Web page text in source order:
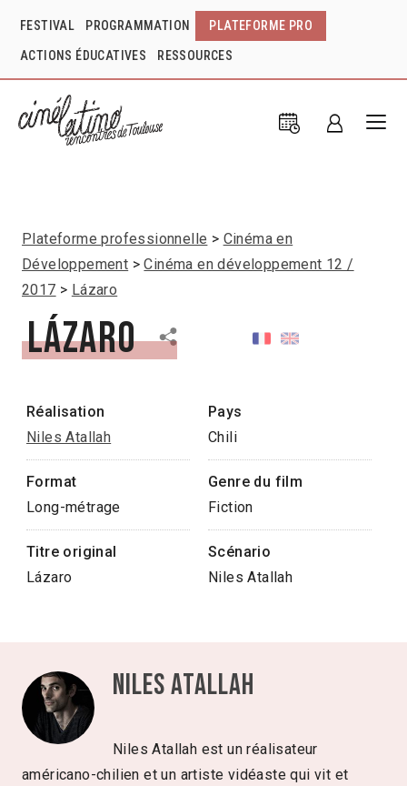
FESTIVAL PROGRAMMATION PLATEFORME PRO
ACTIONS ÉDUCATIVES RESSOURCES
Plateforme professionnelle
Cinéma en
Développement
Cinéma en développement 12 /
2017
Lázaro
Lázaro
Réalisation
Niles Atallah
Pays
Chili
Format
Long-métrage
Genre du film
Fiction
Titre original
Lázaro
Scénario
Niles Atallah
Niles Atallah
Niles Atallah est un réalisateur
américano-chilien et un artiste vidéaste qui vit et